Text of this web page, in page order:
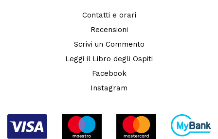
Contatti e orari
Recensioni
Scrivi un Commento
Leggi il Libro degli Ospiti
Facebook
Instagram